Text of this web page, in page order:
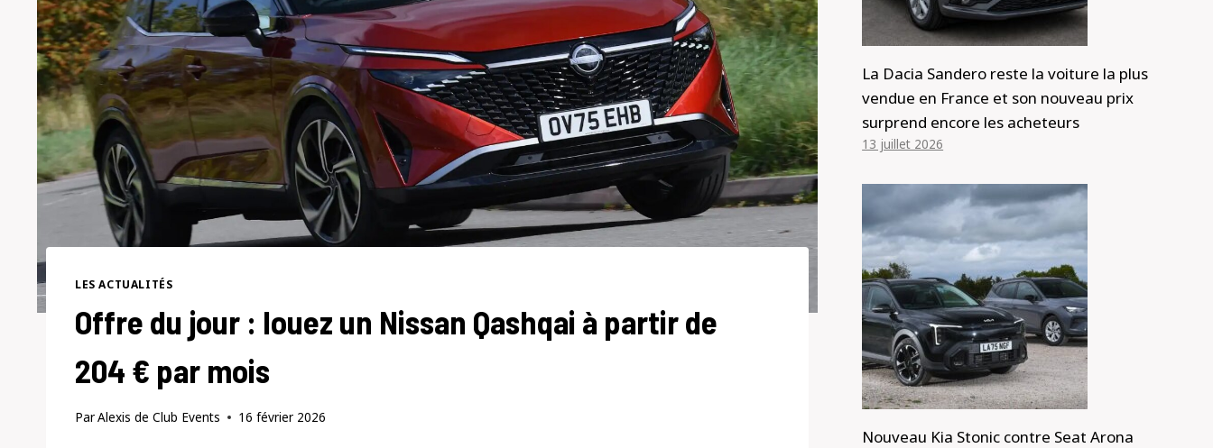
LES ACTUALITÉS
Offre du jour : louez un Nissan Qashqai à partir de
204 € par mois
ParAlexis de Club Events 16 février 2026
La Dacia Sandero reste la voiture la plus
vendue en France et son nouveau prix
surprend encore les acheteurs
13 juillet 2026
Nouveau Kia Stonic contre Seat Arona